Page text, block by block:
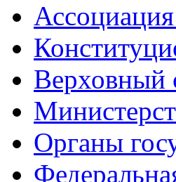
Верховный
Органы